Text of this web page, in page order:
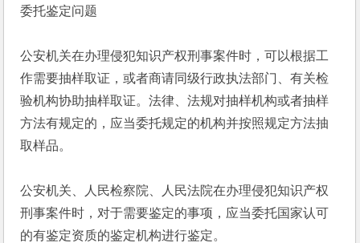
委托鉴定问题
公安机关在办理侵犯知识产权刑事案件时，可以根据工
作需要抽样取证，或者商请同级行政执法部门、有关检
验机构协助抽样取证。法律、法规对抽样机构或者抽样
方法有规定的，应当委托规定的机构并按照规定方法抽
取样品。
公安机关、人民检察院、人民法院在办理侵犯知识产权
刑事案件时，对于需要鉴定的事项，应当委托国家认可
的有鉴定资质的鉴定机构进行鉴定。